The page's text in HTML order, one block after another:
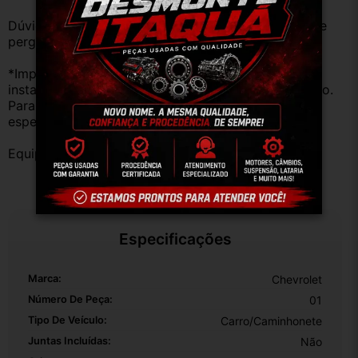
Dúvidas sobre uso ou aplicação, utilizar o campo de
perguntas;
*Importante: Não nos responsabilizamos por
instalações inadequadas ou uso indevido do produto.
Para evitar problemas, consulte um profissional
especializado.
Equipe DESMONTE ARUJÁ.
Especificações
Marca: Chevrolet
Número De Peça: 01
Tipo De Veículo: Carro/Caminhonete
Juntas Incluídas: Não